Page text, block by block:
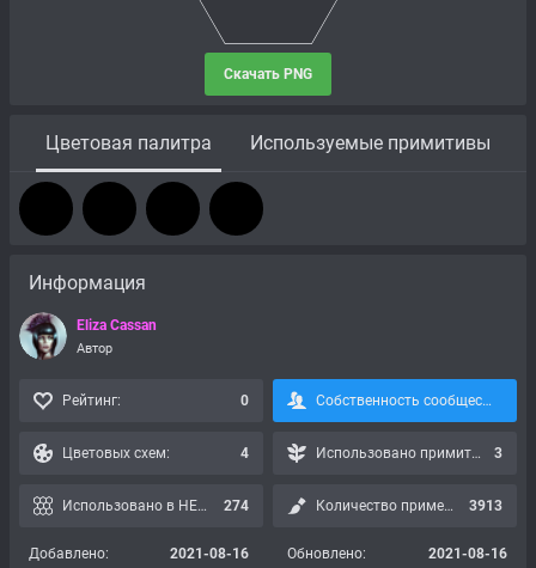
Скачать PNG
Цветовая палитра Используемые примитивы
Информация
Eliza Cassan
Автор
Рейтинг: 0 Собственность сообщества, подписка невозможна:
Цветовых схем: 4 Использовано примитивов: 3
Использовано в HEX картах: 274 Количество применений: 3913
Добавлено: 2021-08-16 Обновлено: 2021-08-16